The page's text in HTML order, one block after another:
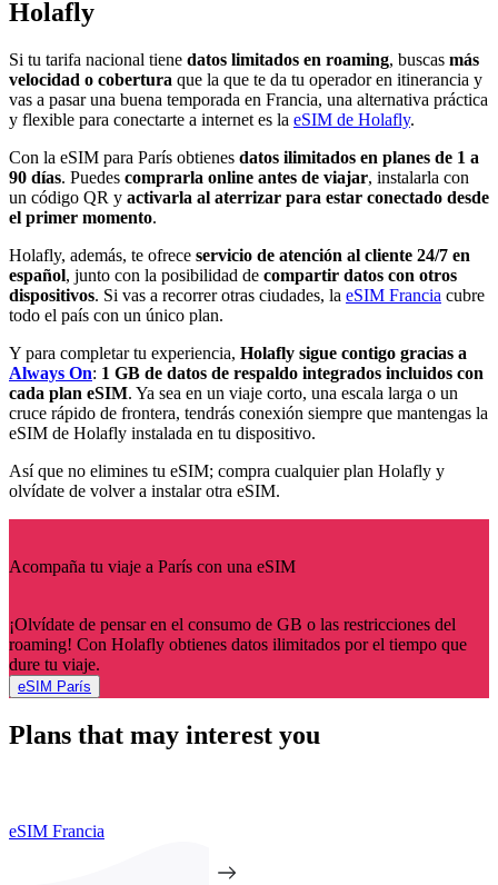
Holafly
Si tu tarifa nacional tiene datos limitados en roaming, buscas más
velocidad o cobertura que la que te da tu operador en itinerancia y
vas a pasar una buena temporada en Francia, una alternativa práctica
y flexible para conectarte a internet es la eSIM de Holafly.
Con la eSIM para París obtienes datos ilimitados en planes de 1 a
90 días. Puedes comprarla online antes de viajar, instalarla con
un código QR y activarla al aterrizar para estar conectado desde
el primer momento.
Holafly, además, te ofrece servicio de atención al cliente 24/7 en
español, junto con la posibilidad de compartir datos con otros
dispositivos. Si vas a recorrer otras ciudades, la eSIM Francia cubre
todo el país con un único plan.
Y para completar tu experiencia, Holafly sigue contigo gracias a
Always On: 1 GB de datos de respaldo integrados incluidos con
cada plan eSIM. Ya sea en un viaje corto, una escala larga o un
cruce rápido de frontera, tendrás conexión siempre que mantengas la
eSIM de Holafly instalada en tu dispositivo.
Así que no elimines tu eSIM; compra cualquier plan Holafly y
olvídate de volver a instalar otra eSIM.
Acompaña tu viaje a París con una eSIM
¡Olvídate de pensar en el consumo de GB o las restricciones del
roaming! Con Holafly obtienes datos ilimitados por el tiempo que
dure tu viaje.
eSIM París
Plans that may interest you
eSIM Francia